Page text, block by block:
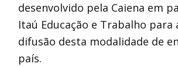
desenvolvido pela Caiena em
Itaú Educação e Trabalho para
difusão desta modalidade de
país.